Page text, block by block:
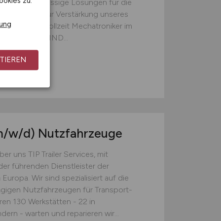
und zuverlässige Lösungen für die
Zur Verstärkung unseres
und in Vollzeit Mechatroniker im
DAS SIND...
w/d) Nutzfahrzeuge
uns TIP Trailer Services, mit
führenden Dienstleister der
Wir sind spezialisiert auf die
Nutzfahrzeugen für Transport-
130 Werkstätten - 22 in
- warten und reparieren wir...